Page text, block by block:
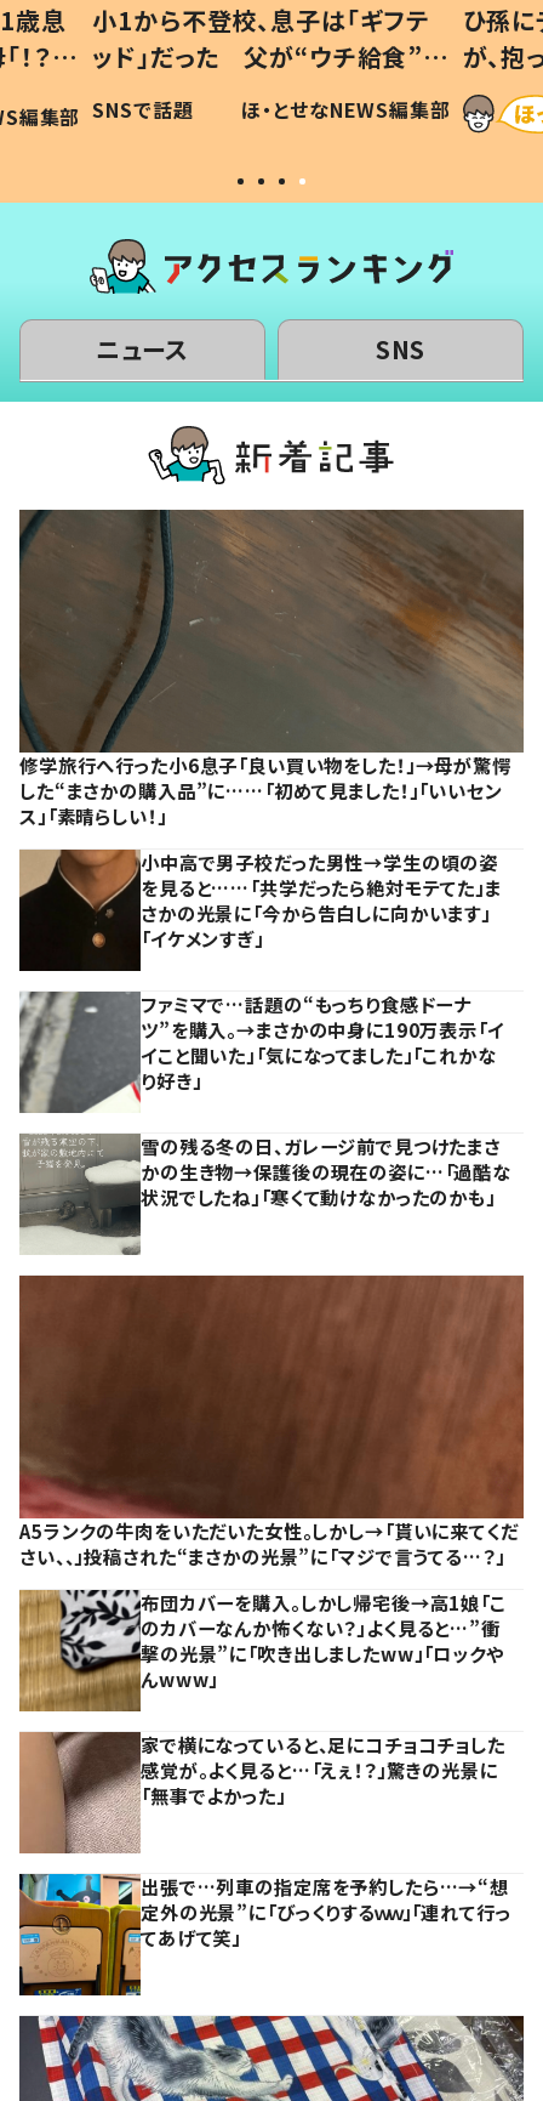
フテ
食”を
編集部
ひ孫にデレデレな80歳じいじ
が、抱っこすると…ひ孫の反応に
「涙が出ました」「可愛くて仕方な
い」
ほ・とせなNEWS編集部
ニュース SNS
修学旅行へ行った小6息子「良い買い物をした！」→母が驚愕
した“まさかの購入品”に……「初めて見ました！」「いいセン
ス」「素晴らしい！」
小中高で男子校だった男性→学生の頃の姿
を見ると……「共学だったら絶対モテてた」ま
さかの光景に「今から告白しに向かいます」
「イケメンすぎ」
ファミマで…話題の“もっちり食感ドーナ
ツ”を購入。→まさかの中身に190万表示「イ
イこと聞いた」「気になってました」「これかな
り好き」
雪の残る冬の日、ガレージ前で見つけたまさ
かの生き物→保護後の現在の姿に…「過酷な
状況でしたね」「寒くて動けなかったのかも」
A5ランクの牛肉をいただいた女性。しかし→「貰いに来てくだ
さい、、」投稿された“まさかの光景”に「マジで言うてる…？」
布団カバーを購入。しかし帰宅後→高1娘「こ
のカバーなんか怖くない？」よく見ると…”衝
撃の光景”に「吹き出しましたww」「ロックや
んwww」
家で横になっていると、足にコチョコチョした
感覚が。よく見ると…「えぇ！？」驚きの光景に
「無事でよかった」
出張で…列車の指定席を予約したら…→“想
定外の光景”に「びっくりするｗｗ」「連れて行っ
てあげて笑」